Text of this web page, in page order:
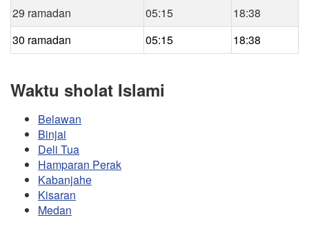
29 ramadan
05:15
18:38
30 ramadan
05:15 18:38
Waktu sholat Islami
Belawan
Binjai
Deli Tua
Hamparan Perak
Kabanjahe
Kisaran
Medan